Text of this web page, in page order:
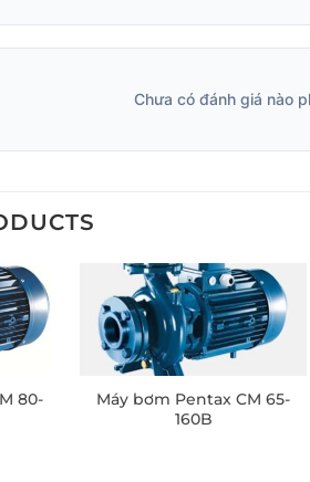
Chưa có đánh giá nào
80-
Máy bơm Pentax CM 65-
160B